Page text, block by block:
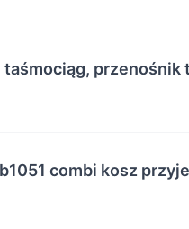
taśmociąg, przenośnik
combi kosz